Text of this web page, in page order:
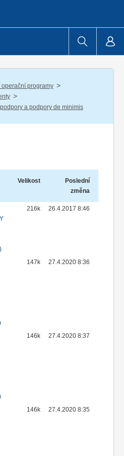
operační programy /
/
a podpory de minimis
Velikost
Poslední
změna
216k 26.4.2017 8:46
147k 27.4.2020 8:36
146k 27.4.2020 8:37
146k 27.4.2020 8:35